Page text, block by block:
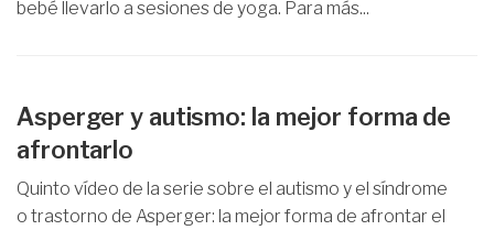
bebé llevarlo a sesiones de yoga. Para más...
Asperger y autismo: la mejor forma de
afrontarlo
Quinto vídeo de la serie sobre el autismo y el síndrome
o trastorno de Asperger: la mejor forma de afrontar el